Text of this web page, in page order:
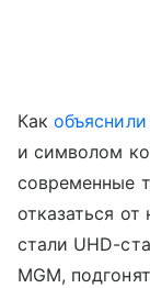
Какобъяснили
и символом
современные
отказаться
стали UHD-
MGM,